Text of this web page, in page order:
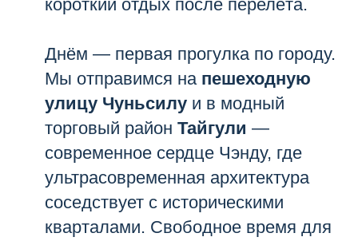
короткий отдых после перелёта.
Днём — первая прогулка по городу.
Мы отправимся на пешеходную
улицу Чуньсилу и в модный
торговый район Тайгули —
современное сердце Чэнду, где
ультрасовременная архитектура
соседствует с историческими
кварталами. Свободное время для